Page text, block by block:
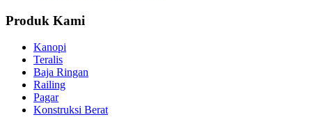
Produk Kami
Kanopi
Teralis
Baja Ringan
Railing
Pagar
Konstruksi Berat